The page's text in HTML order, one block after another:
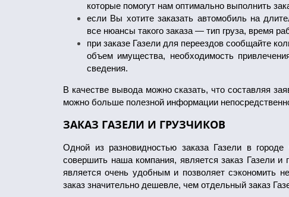
которые помогут нам оптимально выполнить
если Вы хотите заказать автомобиль на
все нюансы такого заказа — тип груза, время
при заказе Газели для переездов сообщайте
объем имущества, необходимость
сведения.
В качестве вывода можно сказать, что составляя
можно больше полезной информации
ЗАКАЗ ГАЗЕЛИ И ГРУЗЧИКОВ
Одной из разновидностью заказа Газели в
совершить наша компания, является заказ Газели и
является очень удобным и позволяет сэкономить
заказ значительно дешевле, чем отдельный заказ